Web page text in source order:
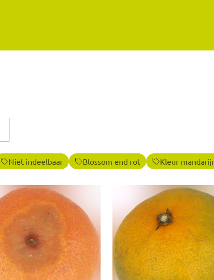
Niet indeelbaar Blossom end rot Kleur